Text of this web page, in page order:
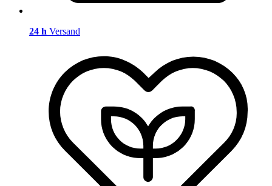
24 h Versand